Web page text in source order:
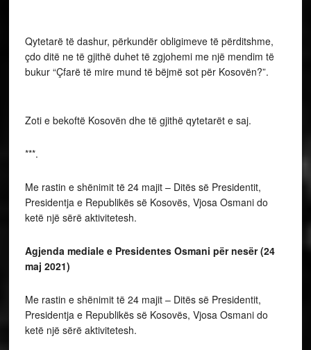
Qytetarë të dashur, përkundër obligimeve të përditshme,
çdo ditë ne të gjithë duhet të zgjohemi me një mendim të
bukur “Çfarë të mire mund të bëjmë sot për Kosovën?”.
Zoti e bekoftë Kosovën dhe të gjithë qytetarët e saj.
***.
Me rastin e shënimit të 24 majit – Ditës së Presidentit,
Presidentja e Republikës së Kosovës, Vjosa Osmani do
ketë një sërë aktivitetesh.
Agjenda mediale e Presidentes Osmani për nesër (24
maj 2021)
Me rastin e shënimit të 24 majit – Ditës së Presidentit,
Presidentja e Republikës së Kosovës, Vjosa Osmani do
ketë një sërë aktivitetesh.